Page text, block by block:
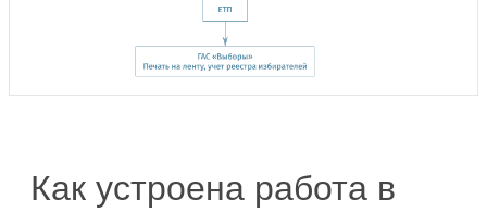
Как устроена работа в